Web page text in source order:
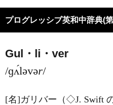
プログレッシブ英和中辞典(
Gul・li・ver
/ɡʌ́ləvər/
[名]ガリバー（◇J. Swift